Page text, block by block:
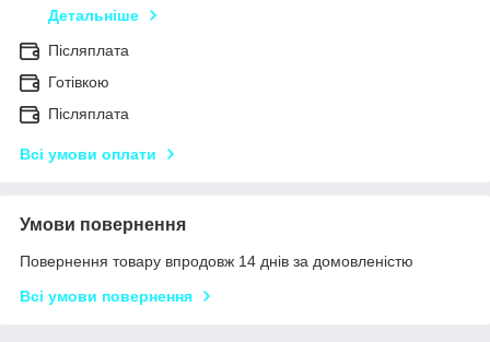
Детальніше
Післяплата
Готівкою
Післяплата
Всі умови оплати
Умови повернення
Повернення товару впродовж 14 днів за домовленістю
Всі умови повернення